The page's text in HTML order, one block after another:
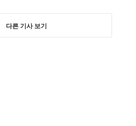
다른 기사 보기